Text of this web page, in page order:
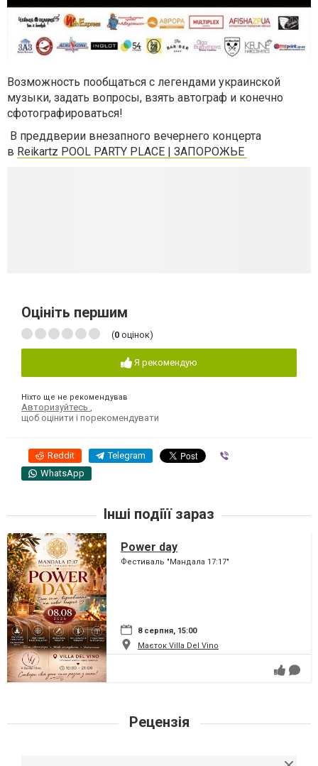
Возможность пообщаться с легендами украинской
музыки, задать вопросы, взять автограф и конечно
сфотографироваться!
В преддверии внезапного вечернего концерта
в Reikartz POOL PARTY PLACE | ЗАПОРОЖЬЕ
Оцініть першим
(0 оцінок)
Я рекомендую
Ніхто ще не рекомендував
Авторизуйтесь ,
щоб оцінити і порекомендувати
Reddit Telegram
WhatsApp
Інші подіїї зараз
Power day
Фестиваль "Мандала 17:17"
8 серпня, 15:00
Маєток Villa Del Vino
Рецензія